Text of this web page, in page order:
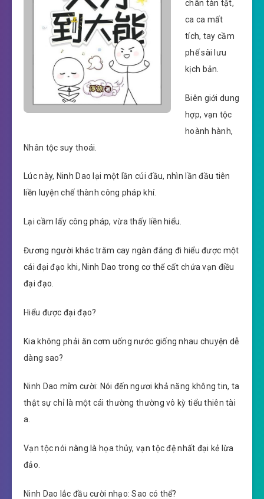
chân tàn tật,
ca ca mất
tích, tay cầm
phế sài lưu
kịch bản.
Biên giới dung
hợp, vạn tộc
hoành hành,
Nhân tộc suy thoái.
Lúc này, Ninh Dao lại một lần cúi đầu, nhìn lần đầu tiên
liền luyện chế thành công pháp khí.
Lại cầm lấy công pháp, vừa thấy liền hiểu.
Đương người khác trăm cay ngàn đắng đi hiểu được một
cái đại đạo khi, Ninh Dao trong cơ thể cất chứa vạn điều
đại đạo.
Hiểu được đại đạo?
Kia không phải ăn cơm uống nước giống nhau chuyện dễ
dàng sao?
Ninh Dao mỉm cười: Nói đến ngươi khả năng không tin, ta
thật sự chỉ là một cái thường thường vô kỳ tiểu thiên tài
a.
Vạn tộc nói nàng là họa thủy, vạn tộc đệ nhất đại kẻ lừa
đảo.
Ninh Dao lắc đầu cười nhạo: Sao có thể?